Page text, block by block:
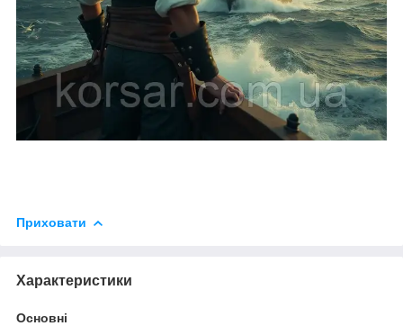
Приховати
Характеристики
Основні